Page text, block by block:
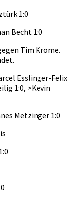
1:0
Becht 1:0
Tim Krome.
Esslinger-Felix
1:0, >Kevin
Metzinger 1:0